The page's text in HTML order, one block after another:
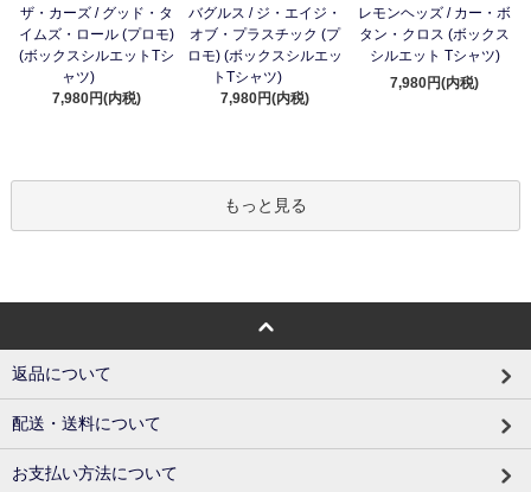
ザ・カーズ / グッド・タ
イムズ・ロール (プロモ)
(ボックスシルエットTシ
ャツ)
7,980円(内税)
バグルス / ジ・エイジ・
オブ・プラスチック (プ
ロモ) (ボックスシルエッ
トTシャツ)
7,980円(内税)
レモンヘッズ / カー・ボ
タン・クロス (ボックス
シルエット Tシャツ)
7,980円(内税)
もっと見る
返品について
配送・送料について
お支払い方法について